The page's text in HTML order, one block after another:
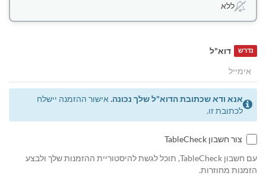
ללא
דוא"ל נדרש
אנא ודא שכתובת הדוא"ל שלך נכונה. אישור ההזמנה יישלח
לכתובת זו.
צור חשבון TableCheck
עם חשבון TableCheck, תוכל לגשת להיסטוריית ההזמנות שלך ולבצע
הזמנות מחוזרות.